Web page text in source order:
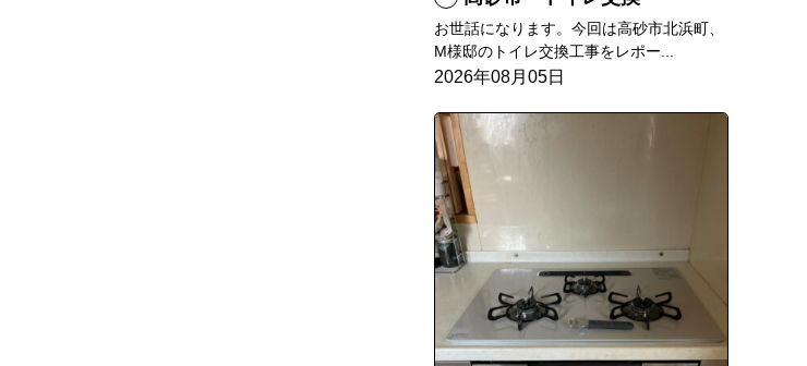
お世話になります。今回は高砂市北浜町、
M様邸のトイレ交換工事をレポー...
2026年08月05日